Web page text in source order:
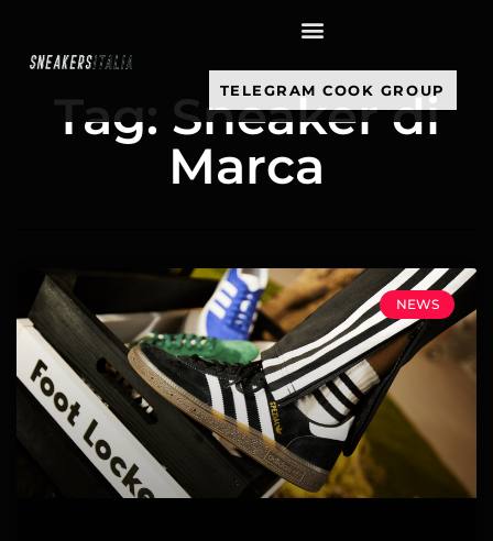
TELEGRAM COOK GROUP
Tag: Sneaker di
Marca
NEWS